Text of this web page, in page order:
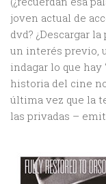
joven actual de
dvd? ¿Descargar
un interés previo,
indagar lo que hay
historia del cine
última vez que la
las privadas –